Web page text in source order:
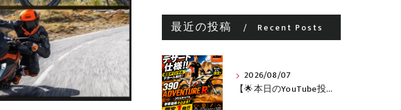
最近の投稿 Recent Posts
2026/08/07
【🌟本日のYouTube投稿完了🌟】 🔥390 ADVENTURE R × KTM山形 オリジナルデカール仕様誕生🔥